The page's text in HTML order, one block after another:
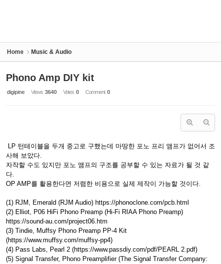
Home Music & Audio
Phono Amp DIY kit
digipine Views 3640 Votes 0 Comment 0
LP 턴테이블을 두개 중고로 구했는데 마땅한 포노 프리 앰프가 없어서 조
사해 보았다.
자작할 수도 있지만 포노 앰프의 구조를 공부할 수 있는 자료가 될 것 같
다.
OP AMP를 활용한다면 저렴한 비용으로 실제 제작이 가능할 것이다.
(1) RJM, Emerald (RJM Audio) https://phonoclone.com/pcb.html
(2) Elliot, P06 HiFi Phono Preamp (Hi-Fi RIAA Phono Preamp)
https://sound-au.com/project06.htm
(3) Tindie, Muffsy Phono Preamp PP-4 Kit
(https://www.muffsy.com/muffsy-pp4)
(4) Pass Labs, Pearl 2 (https://www.passdiy.com/pdf/PEARL 2.pdf)
(5) Signal Transfer, Phono Preamplifier (The Signal Transfer Company: